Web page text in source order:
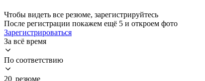
Чтобы видеть все резюме, зарегистрируйтесь
После регистрации покажем ещё 5 и откроем фото
Зарегистрироваться
За всё время
По соответствию
20 резюме